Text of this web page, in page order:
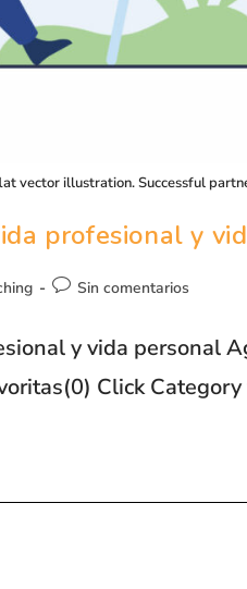
vector illustration. Successful
profesional y
Sin comentarios
y vida personal
Click